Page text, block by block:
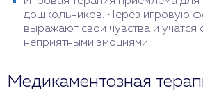
дошкольников. Через игровую
выражают свои чувства и учатся
неприятными эмоциями.
Медикаментозная